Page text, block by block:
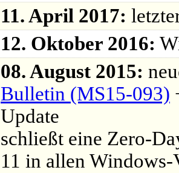
11. April 2017:
12. Oktober 2016:
08. August 2015:
Bulletin (MS15-093)
Update
schließt eine Zero-
11 in allen